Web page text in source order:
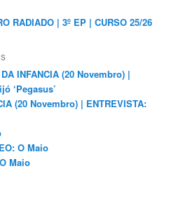
RADIADO | 3º EP | CURSO 25/26
INFANCIA (20 Novembro) |
‘Pegasus’
(20 Novembro) | ENTREVISTA:
O Maio
Maio